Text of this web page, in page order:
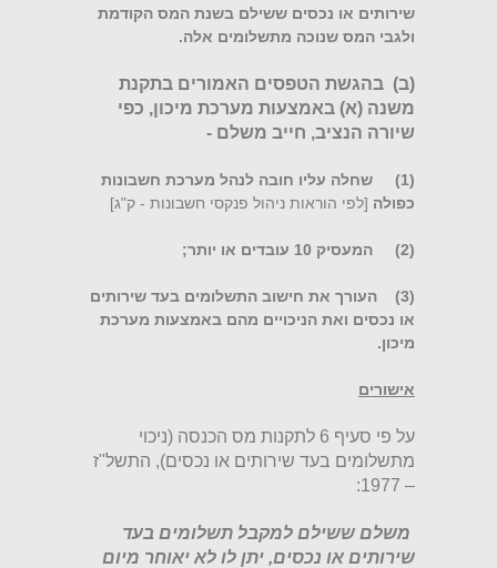
שירותים או נכסים ששילם בשנת המס הקודמת
ולגבי המס שנוכה מתשלומים אלה.
(ב) בהגשת הטפסים האמורים בתקנת
משנה (א) באמצעות מערכת מיכון, כפי
שיורה הנציב, חייב משלם -
(1) שחלה עליו חובה לנהל מערכת חשבונות
כפולה [לפי הוראות ניהול פנקסי חשבונות - ק"ג]
(2) המעסיק 10 עובדים או יותר;
(3) העורך את חישוב התשלומים בעד שירותים
או נכסים ואת הניכויים מהם באמצעות מערכת
מיכון.
אישורים
על פי סעיף 6 לתקנות מס הכנסה (ניכוי
מתשלומים בעד שירותים או נכסים), התשל"ז
– 1977:
משלם ששילם למקבל תשלומים בעד
שירותים או נכסים, יתן לו לא יאוחר מיום